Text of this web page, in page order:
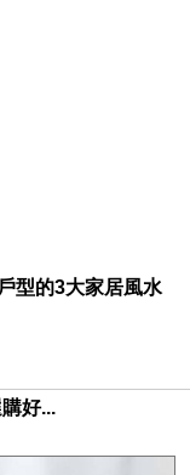
型的3大家居風水
好...